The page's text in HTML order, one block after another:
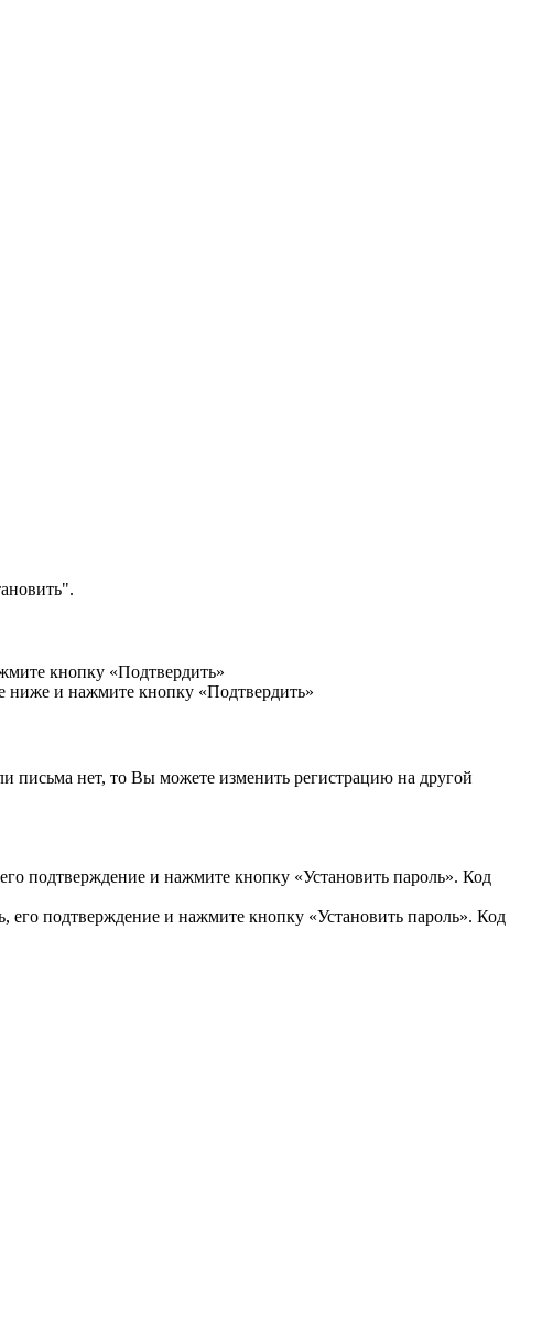
кнопку «Подтвердить»
ниже и нажмите кнопку «Подтвердить»
письма нет, то Вы можете изменить регистрацию на другой
подтверждение и нажмите кнопку «Установить пароль». Код
подтверждение и нажмите кнопку «Установить пароль». Код